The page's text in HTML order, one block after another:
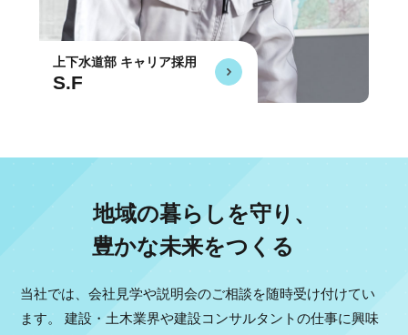
上下水道部 キャリア採用
S.F
地域の暮らしを守り、
豊かな未来をつくる
当社では、会社見学や説明会のご相談を随時受け付けてい
ます。
建設・土木業界や建設コンサルタントの仕事に興味